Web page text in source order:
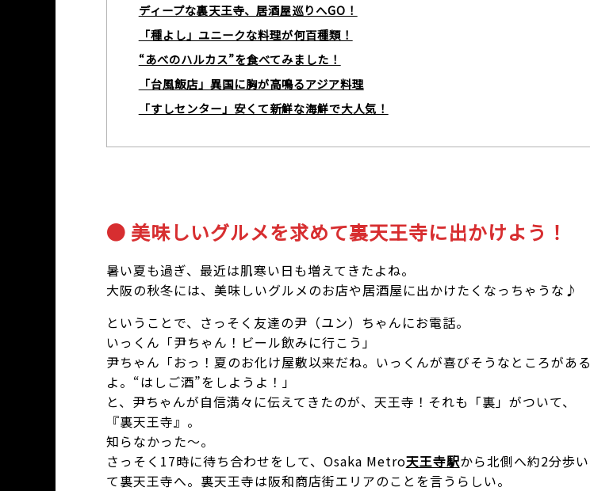
ディープな裏天王寺、居酒屋巡りへGO！
「種よし」ユニークな料理が何百種類！
“あべのハルカス”を食べてみました！
「台風飯店」異国に胸が高鳴るアジア料理
「すしセンター」安くて新鮮な海鮮で大人気！
● 美味しいグルメを求めて裏天王寺に出かけよう！
暑い夏も過ぎ、最近は肌寒い日も増えてきたよね。
大阪の秋冬には、美味しいグルメのお店や居酒屋に出かけたくなっちゃうな♪
ということで、さっそく友達の尹（ユン）ちゃんにお電話。
いっくん「尹ちゃん！ビール飲みに行こう」
尹ちゃん「おっ！夏のお化け屋敷以来だね。いっくんが喜びそうなところがある
よ。“はしご酒”をしようよ！」
と、尹ちゃんが自信満々に伝えてきたのが、天王寺！それも「裏」がついて、
『裏天王寺』。
知らなかった～。
さっそく17時に待ち合わせをして、Osaka Metro天王寺駅から北側へ約2分歩い
て裏天王寺へ。裏天王寺は阪和商店街エリアのことを言うらしい。